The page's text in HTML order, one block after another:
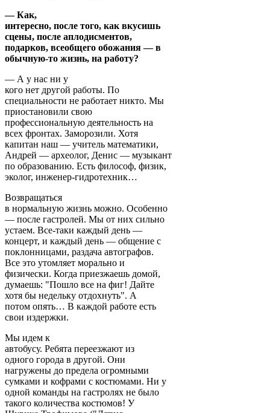
— Как,
интересно, после того, как вкусишь
сцены, после аплодисментов,
подарков, всеобщего обожания — в
обычную-то жизнь, на работу?
— А у нас ни у
кого нет другой работы. По
специальности не работает никто. Мы
приостановили свою
профессиональную деятельность на
всех фронтах. Заморозили. Хотя
капитан наш — учитель математики,
Андрей — археолог, Денис — музыкант
по образованию. Есть философ, физик,
эколог, инженер-гидротехник…
Возвращаться
в нормальную жизнь можно. Особенно
— после гастролей. Мы от них сильно
устаем. Все-таки каждый день —
концерт, и каждый день — общение с
поклонницами, раздача автографов.
Все это утомляет морально и
физически. Когда приезжаешь домой,
думаешь: "Пошло все на фиг! Дайте
хотя бы недельку отдохнуть". А
потом опять… В каждой работе есть
свои издержки.
Мы идем к
автобусу. Ребята переезжают из
одного города в другой. Они
нагружены до предела огромными
сумками и кофрами с костюмами. Ни у
одной команды на гастролях не было
такого количества костюмов! У